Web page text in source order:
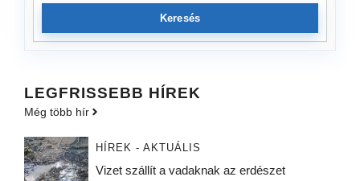
Keresés
LEGFRISSEBB HÍREK
Még több hír
HÍREK - AKTUÁLIS
Vizet szállít a vadaknak az erdészet